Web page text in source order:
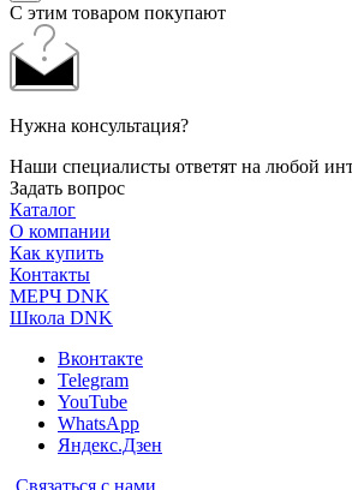
С этим товаром покупают
Нужна консультация?
Наши специалисты ответят на любой
Задать вопрос
Каталог
О компании
Как купить
Контакты
МЕРЧ DNK
Школа DNK
Вконтакте
Telegram
YouTube
WhatsApp
Яндекс.Дзен
Связаться с нами